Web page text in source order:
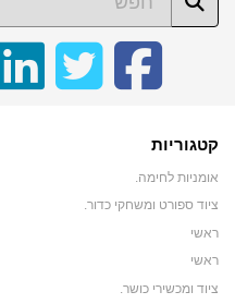
קטגוריות
אומניות לחימה.
ציוד ספורט ומשחקי כדור.
ראשי
ראשי
ציוד ומכשירי כושר.